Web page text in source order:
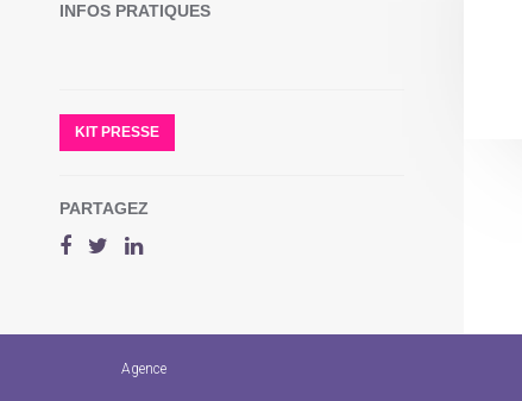
INFOS PRATIQUES
KIT PRESSE
PARTAGEZ
Agence